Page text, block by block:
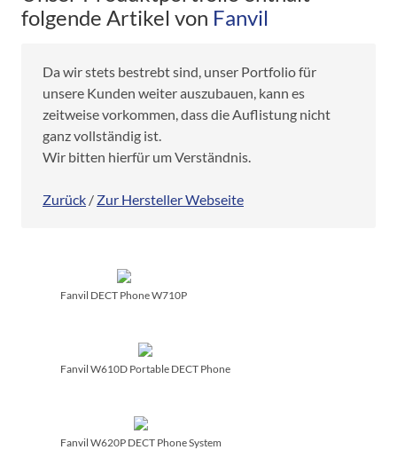
folgende Artikel von Fanvil
Da wir stets bestrebt sind, unser Portfolio für
unsere Kunden weiter auszubauen, kann es
zeitweise vorkommen, dass die Auflistung nicht
ganz vollständig ist.
Wir bitten hierfür um Verständnis.
Zurück / Zur Hersteller Webseite
Fanvil DECT Phone W710P
Fanvil W610D Portable DECT Phone
Fanvil W620P DECT Phone System